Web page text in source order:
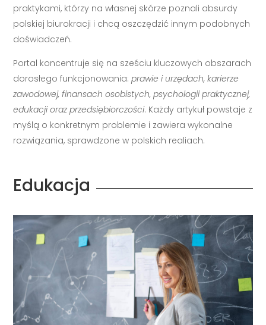
praktykami, którzy na własnej skórze poznali absurdy
polskiej biurokracji i chcą oszczędzić innym podobnych
doświadczeń.
Portal koncentruje się na sześciu kluczowych obszarach
dorosłego funkcjonowania:prawie i urzędach, karierze
zawodowej, finansach osobistych, psychologii praktycznej,
edukacji oraz przedsiębiorczości. Każdy artykuł powstaje z
myślą o konkretnym problemie i zawiera wykonalne
rozwiązania, sprawdzone w polskich realiach.
Edukacja